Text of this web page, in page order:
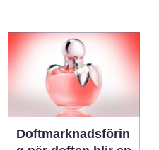
Doftmarknadsförin